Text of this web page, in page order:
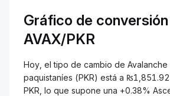
Gráfico de
AVAX/PKR
Hoy, el tipo de cambio de Avalanche
paquistaníes (PKR) está a
PKR, lo que supone una +0.38%